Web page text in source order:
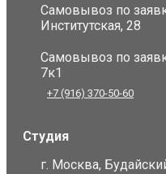
Самовывоз по
Институтская, 28
Самовывоз по
7к1
+7 (916) 370-50-60
Студия
г. Москва,